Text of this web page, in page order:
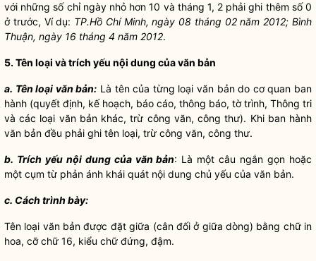
với những số chỉ ngày nhỏ hơn 10 và tháng 1, 2 phải ghi thêm số 0
ở trước, Ví dụ: TP.Hồ Chí Minh, ngày 08 tháng 02 năm 2012; Bình
Thuận, ngày 16 tháng 4 năm 2012.
5. Tên loại và trích yếu nội dung của văn bản
a. Tên loại văn bản: Là tên của từng loại văn bản do cơ quan ban
hành (quyết định, kế hoạch, báo cáo, thông báo, tờ trình, Thông tri
và các loại văn bản khác, trừ công văn, công thư). Khi ban hành
văn bản đều phải ghi tên loại, trừ công văn, công thư.
b. Trích yếu nội dung của văn bản: Là một câu ngắn gọn hoặc
một cụm từ phản ánh khái quát nội dung chủ yếu của văn bản.
c. Cách trình bày:
Tên loại văn bản được đặt giữa (cân đối ở giữa dòng) bằng chữ in
hoa, cỡ chữ 16, kiểu chữ đứng, đậm.